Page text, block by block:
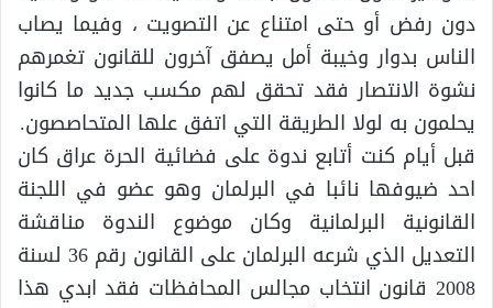
دون رفض أو حتى امتناع عن التصويت ، وفيما يصاب
الناس بدوار وخيبة أمل يصفق آخرون للقانون تغمرهم
نشوة الانتصار فقد تحقق لهم مكسب جديد ما كانوا
يحلمون به لولا الطريقة التي اتفق علها المتحاصصون.
قبل أيام كنت أتابع ندوة على فضائية الحرة عراق كان
احد ضيوفها نائبا في البرلمان وهو عضو في اللجنة
القانونية البرلمانية وكان موضوع الندوة مناقشة
التعديل الذي شرعه البرلمان على القانون رقم 36 لسنة
2008 قانون انتخاب مجالس المحافظات فقد ابدي هذا